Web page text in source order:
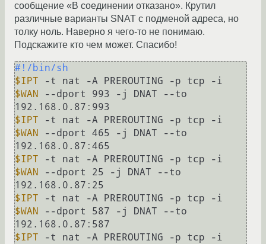
сообщение «В соединении отказано». Крутил
различные варианты SNAT с подменой адреса, но
толку ноль. Наверно я чего-то не понимаю.
Подскажите кто чем может. Спасибо!
#!/bin/sh
$IPT
$WAN
--dport 993 -j DNAT --to
$IPT
$WAN
--dport 465 -j DNAT --to
$IPT
$WAN
--dport 25 -j DNAT --to
$IPT
$WAN
--dport 587 -j DNAT --to
$IPT